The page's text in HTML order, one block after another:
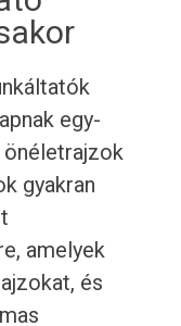
egy-
gyakran
amelyek
és